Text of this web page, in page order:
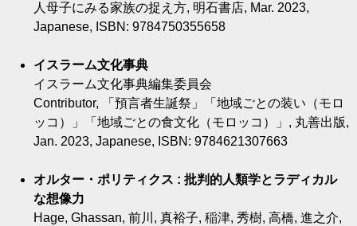
人母子にみる家族の捉え方, 明石書店, Mar. 2023,
Japanese, ISBN: 9784750355658
イスラーム文化事典
イスラーム文化事典編集委員会
Contributor, 「預言者生誕祭」「地域ごとの装い（モロ
ッコ）」「地域ごとの食文化（モロッコ）」, 丸善出版,
Jan. 2023, Japanese, ISBN: 9784621307663
オルター・ポリティクス : 批判的人類学とラディカル
な想像力
Hage, Ghassan, 前川, 真裕子, 稲津, 秀樹, 高橋, 進之介,